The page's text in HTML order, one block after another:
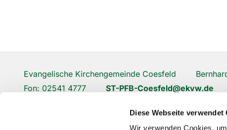
Diese Webseite verwendet
Wir verwenden Cookies,
Evangelische Kirchengemeinde Coesfeld
Fon: 02541 4777 ST-PFB-Coesfeld@ekvw.de